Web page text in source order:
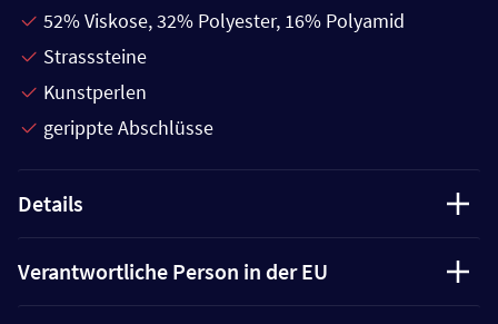
52% Viskose, 32% Polyester, 16% Polyamid
Strasssteine
Kunstperlen
gerippte Abschlüsse
Details
Verantwortliche Person in der EU